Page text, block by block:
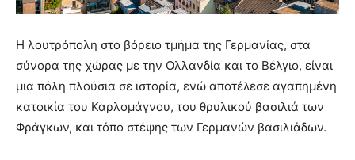
Η λουτρόπολη στο βόρειο τμήμα της Γερμανίας, στα
σύνορα της χώρας με την Ολλανδία και το Βέλγιο, είναι
μια πόλη πλούσια σε ιστορία, ενώ αποτέλεσε αγαπημένη
κατοικία του Καρλομάγνου, του θρυλικού βασιλιά των
Φράγκων, και τόπο στέψης των Γερμανών βασιλιάδων.